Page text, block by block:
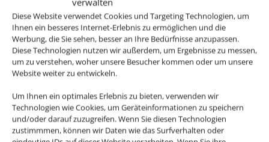
Diese Website verwendet Cookies und Targeting Technologien, um
Ihnen ein besseres Internet-Erlebnis zu ermöglichen und die
Werbung, die Sie sehen, besser an Ihre Bedürfnisse anzupassen.
Diese Technologien nutzen wir außerdem, um Ergebnisse zu messen,
um zu verstehen, woher unsere Besucher kommen oder um unsere
Website weiter zu entwickeln.
Um Ihnen ein optimales Erlebnis zu bieten, verwenden wir
Technologien wie Cookies, um Geräteinformationen zu speichern
und/oder darauf zuzugreifen. Wenn Sie diesen Technologien
zustimmmen, können wir Daten wie das Surfverhalten oder
AGB
Online Check-In
Gepäck
U2
easyJet
AGB